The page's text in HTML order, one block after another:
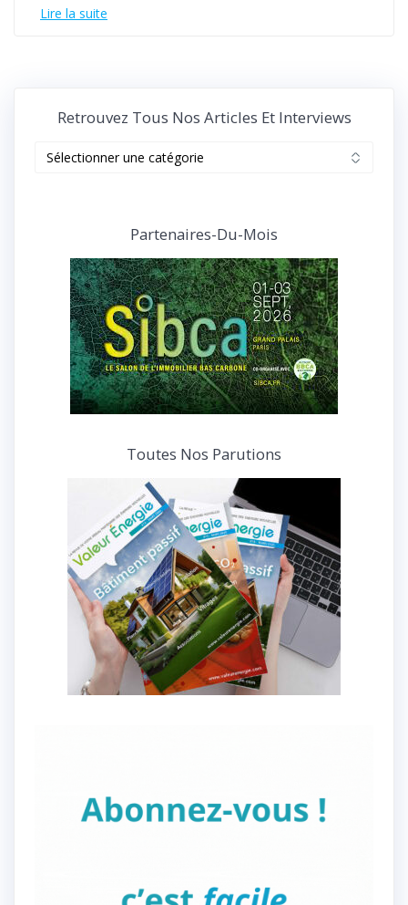
Lire la suite
Retrouvez Tous Nos Articles Et Interviews
interviews
Partenaires-Du-Mois
Toutes Nos Parutions